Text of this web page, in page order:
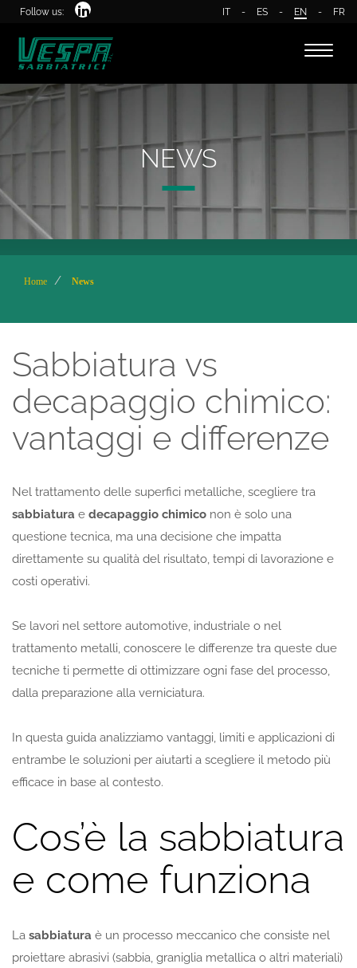
Follow us: IT - ES - EN - FR
Toggle
NEWS
Home News
Sabbiatura vs
decapaggio chimico:
vantaggi e differenze
Nel trattamento delle superfici metalliche, scegliere tra
sabbiatura e decapaggio chimico non è solo una
questione tecnica, ma una decisione che impatta
direttamente su qualità del risultato, tempi di lavorazione e
costi operativi.
Se lavori nel settore automotive, industriale o nel
trattamento metalli, conoscere le differenze tra queste due
tecniche ti permette di ottimizzare ogni fase del processo,
dalla preparazione alla verniciatura.
In questa guida analizziamo vantaggi, limiti e applicazioni di
entrambe le soluzioni per aiutarti a scegliere il metodo più
efficace in base al contesto.
Cos’è la sabbiatura
e come funziona
La sabbiatura è un processo meccanico che consiste nel
proiettare abrasivi (sabbia, graniglia metallica o altri materiali)